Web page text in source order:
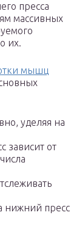
пресса
массивных
их.
мышц
уделяя на
зависит от
нижний пресс